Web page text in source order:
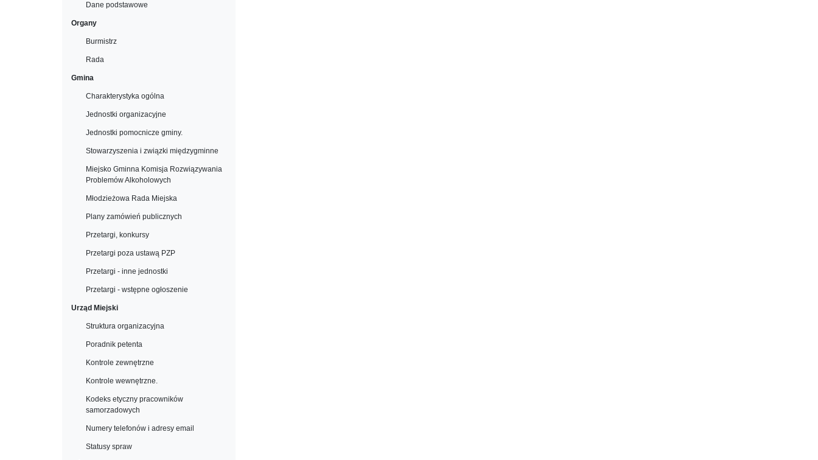
Dane podstawowe
Organy
Burmistrz
Rada
Gmina
Charakterystyka ogólna
Jednostki organizacyjne
Jednostki pomocnicze gminy.
Stowarzyszenia i związki międzygminne
Miejsko Gminna Komisja Rozwiązywania
Problemów Alkoholowych
Młodzieżowa Rada Miejska
Plany zamówień publicznych
Przetargi, konkursy
Przetargi poza ustawą PZP
Przetargi - inne jednostki
Przetargi - wstępne ogłoszenie
Urząd Miejski
Struktura organizacyjna
Poradnik petenta
Kontrole zewnętrzne
Kontrole wewnętrzne.
Kodeks etyczny pracowników
samorzadowych
Numery telefonów i adresy email
Statusy spraw